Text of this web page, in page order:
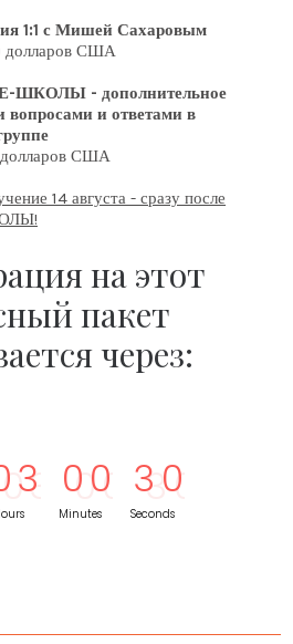
1:1 с Мишей Сахаровым
долларов США
ШКОЛЫ - дополнительное
и ответами в
долларов США
14 августа - сразу после
на этот
пакет
через:
3 0 0
Minutes
2 9
Seconds